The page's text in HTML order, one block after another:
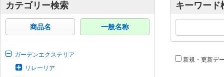
カテゴリー検索
商品名 一般名称
ガーデンエクステリア
リレーリア
キーワード
新規・更新デ